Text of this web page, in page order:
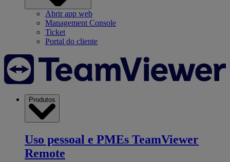
Abrir app web
Management Console
Ticket
Portal do cliente
Produtos
Uso pessoal e PMEs TeamViewer
Remote